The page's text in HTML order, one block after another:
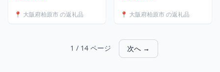
📍 大阪府柏原市 の返礼品 📍 大阪府柏原市 の返礼品
1 / 14 ページ 次へ →